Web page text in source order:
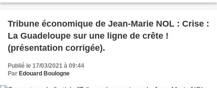
Tribune économique de Jean-Marie NOL : Crise :
La Guadeloupe sur une ligne de crête !
(présentation corrigée).
Publié le 17/03/2021 à 09:44
Par Edouard Boulogne